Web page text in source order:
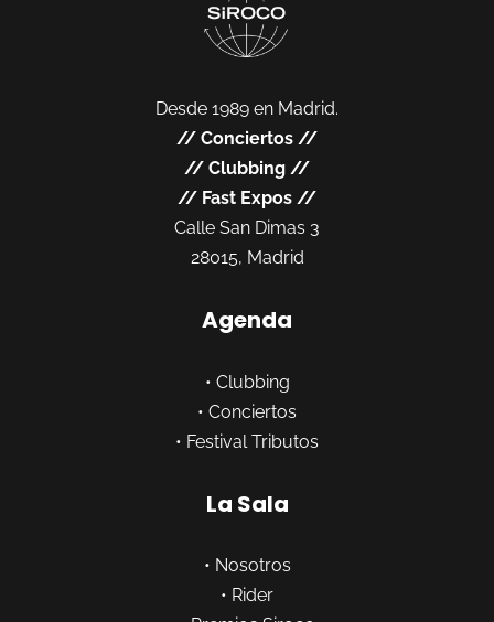
Desde 1989 en Madrid.
// Conciertos //
// Clubbing //
// Fast Expos //
Calle San Dimas 3
28015, Madrid
Agenda
• Clubbing
• Conciertos
• Festival Tributos
La Sala
• Nosotros
• Rider